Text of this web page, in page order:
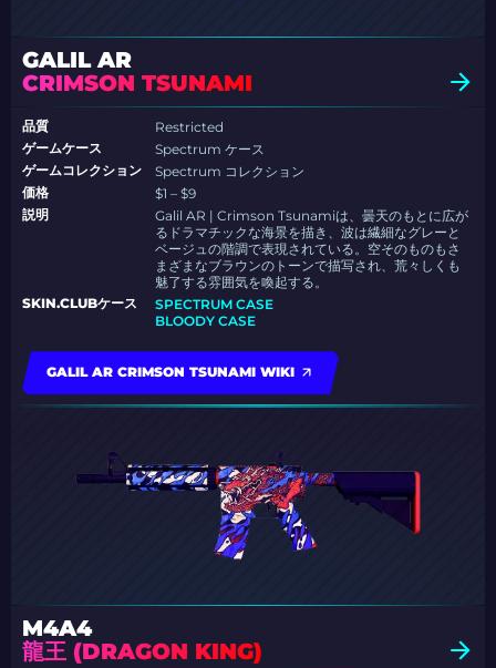
GALIL AR
CRIMSON TSUNAMI
品質
Restricted
ゲームケース
Spectrum ケース
ゲームコレクション
Spectrum コレクション
価格
$1 – $9
説明
Galil AR | Crimson Tsunamiは、曇天のもとに広が
るドラマチックな海景を描き、波は繊細なグレーと
ベージュの階調で表現されている。空そのものもさ
まざまなブラウンのトーンで描写され、荒々しくも
魅了する雰囲気を喚起する。
SKIN.CLUBケース
SPECTRUM CASE
BLOODY CASE
GALIL AR CRIMSON TSUNAMI WIKI
M4A4
龍王 (DRAGON KING)